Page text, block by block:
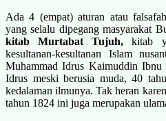
Ada 4 (empat) aturan atau
yang selalu dipegang masyarakat
kitab Murtabat Tujuh, kitab
kesultanan-kesultanan Islam
Muhammad Idrus Kaimuddin
Idrus meski berusia muda, 40
kedalaman ilmunya. Tak heran
tahun 1824 ini juga merupakan